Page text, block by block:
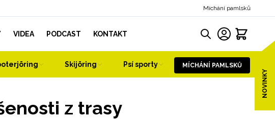
Míchání pamlsků
NOVINKY
VIDEA PODCAST KONTAKT
Skijöring Psí sporty MÍCHÁNÍ PAMLSKŮ
z trasy